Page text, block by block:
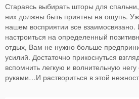
Стараясь выбирать шторы для
них должны быть приятны на ощупь.
нашем восприятии все взаимосвязано.
настроиться на определенный
отдых, Вам не нужно больше
усилий. Достаточно прикоснуться
вспомнить легкую и волнительную
руками…И раствориться в этой